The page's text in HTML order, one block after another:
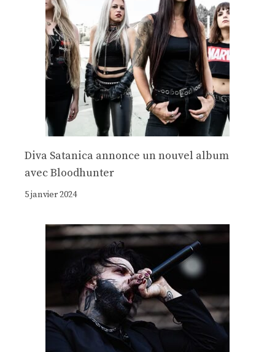
Diva Satanica annonce un nouvel album
avec Bloodhunter
5 janvier 2024